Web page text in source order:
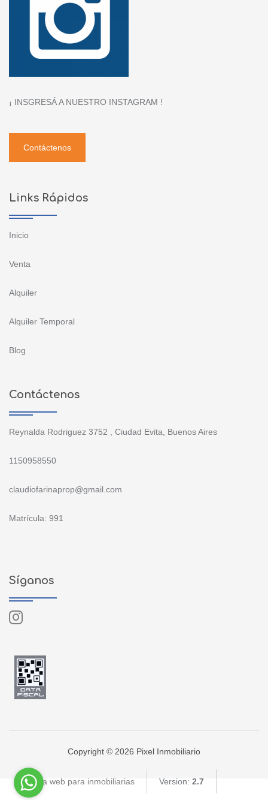
¡ INSGRESÁ A NUESTRO INSTAGRAM !
Contáctenos
Links Rápidos
Inicio
Venta
Alquiler
Alquiler Temporal
Blog
Contáctenos
Reynalda Rodriguez 3752 , Ciudad Evita, Buenos Aires
1150958550
claudiofarinaprop@gmail.com
Matrícula: 991
Síganos
Copyright © 2026 Pixel Inmobiliario
Página web para inmobiliarias Version: 2.7